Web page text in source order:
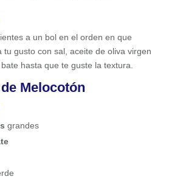
a un bol en el orden en que
tu gusto con sal, aceite de oliva virgen
hasta que te guste la textura.
Melocotón
grandes